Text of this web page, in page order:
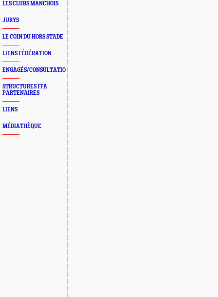
LES CLUBS MANCHOIS
JURYS
LE COIN DU HORS STADE
LIENS FÉDÉRATION
ENGAGÉS/CONSULTATION
STRUCTURES FFA
PARTENAIRES
LIENS
MÉDIATHÈQUE